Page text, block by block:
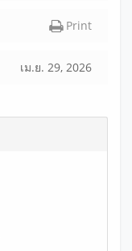
Print
เม.ย. 29, 2026